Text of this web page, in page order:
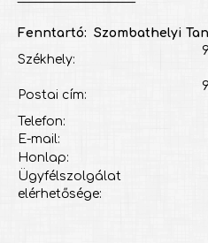
Fenntartó: Szombathelyi
Székhely:
Postai cím:
Telefon:
E-mail:
Honlap:
Ügyfélszolgálat
elérhetősége: